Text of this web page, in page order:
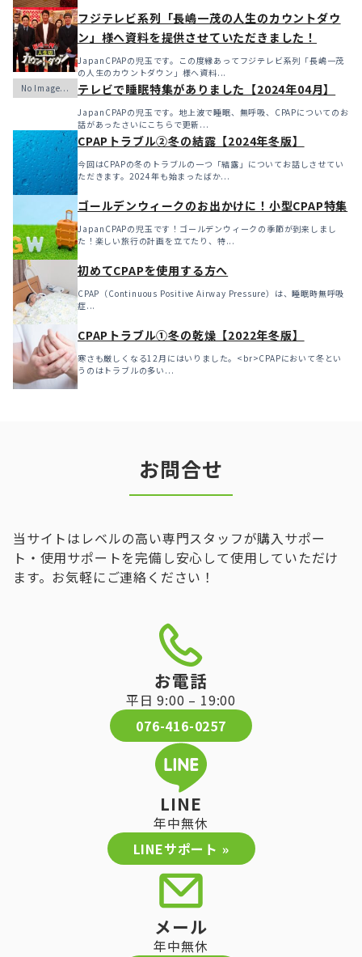
フジテレビ系列「長嶋一茂の人生のカウントダウ
ン」様へ資料を提供させていただきました！
JapanCPAPの児玉です。この度縁あってフジテレビ系列「長嶋一茂
の人生のカウントダウン」様へ資料...
テレビで睡眠特集がありました【2024年04月】
JapanCPAPの児玉です。地上波で睡眠、無呼吸、CPAPについてのお
話があったさいにこちらで更新...
CPAPトラブル②冬の結露【2024年冬版】
今回はCPAPの冬のトラブルの一つ「結露」についてお話しさせてい
ただきます。2024年も始まったばか...
ゴールデンウィークのお出かけに！小型CPAP特集
JapanCPAPの児玉です！ゴールデンウィークの季節が到来しまし
た！楽しい旅行の計画を立てたり、特...
初めてCPAPを使用する方へ
CPAP（Continuous Positive Airway Pressure）は、睡眠時無呼吸
症...
CPAPトラブル①冬の乾燥【2022年冬版】
寒さも厳しくなる12月にはいりました。<br>CPAPにおいて冬とい
うのはトラブルの多い...
お問合せ
当サイトはレベルの高い専門スタッフが購入サポー
ト・使用サポートを完備し安心して使用していただけ
ます。お気軽にご連絡ください！
お電話
平日 9:00 – 19:00
076-416-0257
LINE
年中無休
LINEサポート »
メール
年中無休